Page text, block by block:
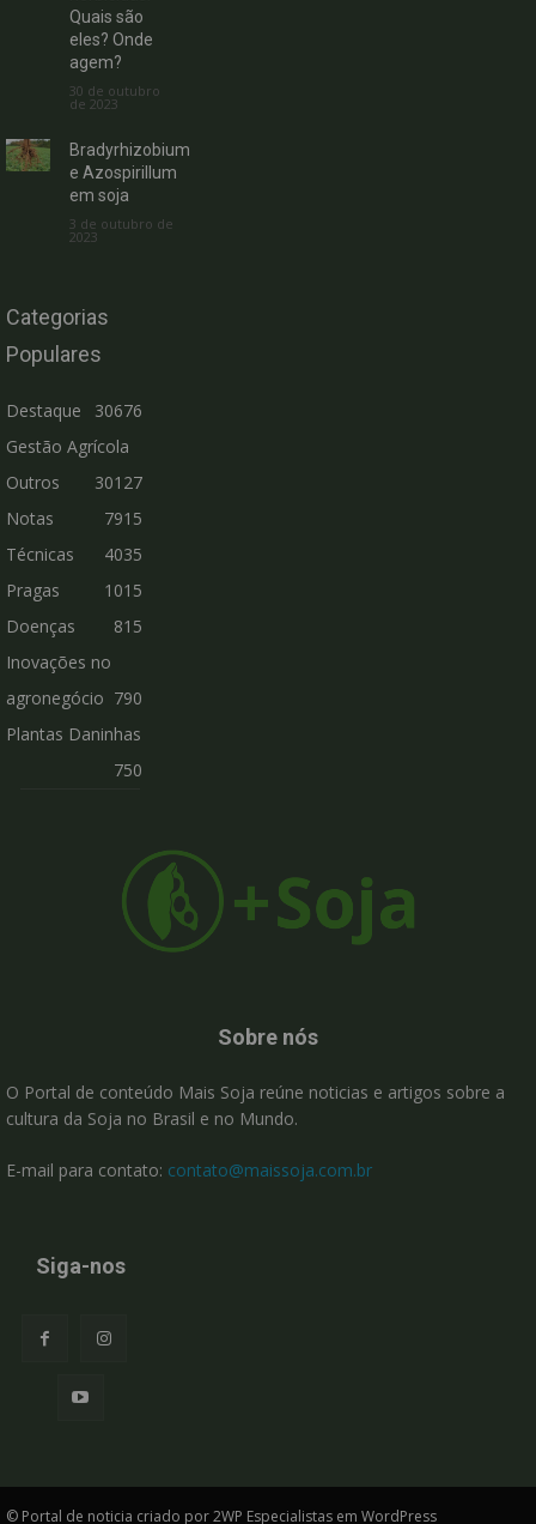
Quais são
eles? Onde
agem?
30 de outubro
de 2023
Bradyrhizobium
e Azospirillum
em soja
3 de outubro de
2023
Categorias
Populares
Destaque
30676
Gestão Agrícola
30127
Outros
7915
Notas
Técnicas
4035
Pragas
1015
Doenças
815
Inovações no
agronegócio 790
Plantas Daninhas
750
Sobre nós
O Portal de conteúdo Mais Soja reúne noticias e artigos sobre a
cultura da Soja no Brasil e no Mundo.
E-mail para contato: contato@maissoja.com.br
Siga-nos
© Portal de noticia criado por 2WP Especialistas em WordPress